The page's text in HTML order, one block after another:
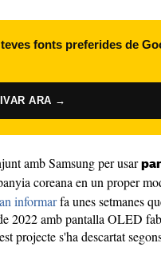
fonts preferides de
ARA →
amb Samsung per usar
coreana en un proper
informarfa unes setmanes
2022 amb pantalla OLED
projecte s'ha descartat